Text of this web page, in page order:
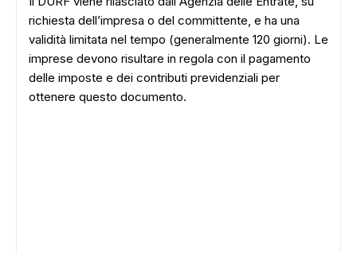
richiesta dell’impresa o del committente, e ha una
validità limitata nel tempo (generalmente 120 giorni). Le
imprese devono risultare in regola con il pagamento
delle imposte e dei contributi previdenziali per
ottenere questo documento.